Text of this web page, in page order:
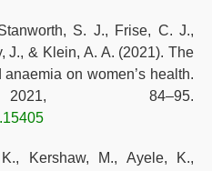
S. J., Frise, C. J.,
J., & Klein, A. A. (2021). The
on women’s health.
2021, 84–95.
Kershaw, M., Ayele, K.,